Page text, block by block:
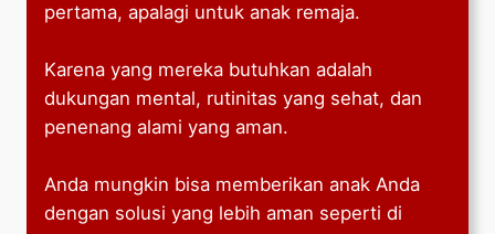
pertama, apalagi untuk anak remaja.
Karena yang mereka butuhkan adalah
dukungan mental, rutinitas yang sehat, dan
penenang alami yang aman.
Anda mungkin bisa memberikan anak Anda
dengan solusi yang lebih aman seperti di